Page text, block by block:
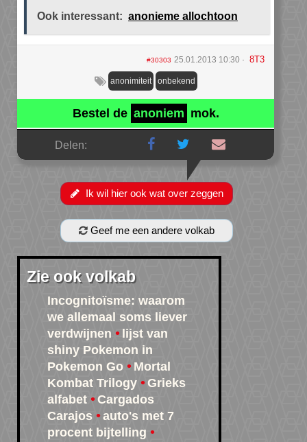
Ook interessant: anonieme allochtoon
#30303 25.01.2013 10:30 8T3
anonimiteit onbekend
Bestel de anoniem mok.
Delen:
Ik wil hier ook wat over zeggen
Geef me een andere volkab
Zie ook volkab
Incognitoïsme: waarom
we allemaal soms liever
verdwijnen
lijst van
shiny Pokemon in
Pokemon Go
Mortal
Kombat Trilogy
Grieks
alfabet
Cargados
Carajos
auto's met 7
procent bijtelling